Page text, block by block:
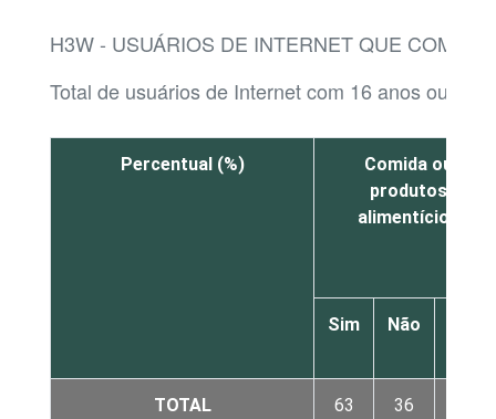
H3W - USUÁRIOS DE INTERNET QUE
Total de usuários de Internet com 16 anos ou
Percentual (%)
Comida ou
produtos
alimentícios
Sim Não
TOTAL 63 36